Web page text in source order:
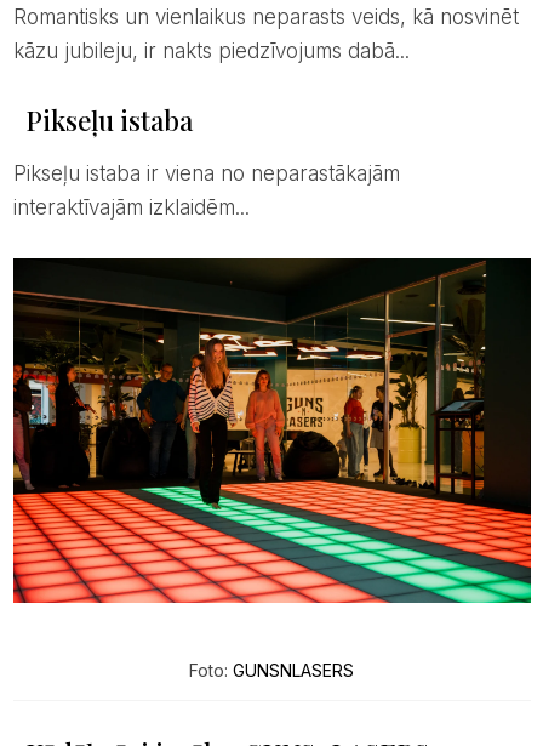
Romantisks un vienlaikus neparasts veids, kā nosvinēt
kāzu jubileju, ir nakts piedzīvojums dabā...
Pikseļu istaba
Pikseļu istaba ir viena no neparastākajām
interaktīvajām izklaidēm...
Foto: GUNSNLASERS